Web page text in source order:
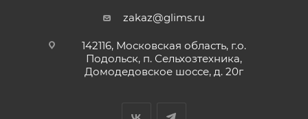
zakaz@glims.ru
142116, Московская область, г.о.
Подольск, п. Сельхозтехника,
Домодедовское шоссе, д. 20г